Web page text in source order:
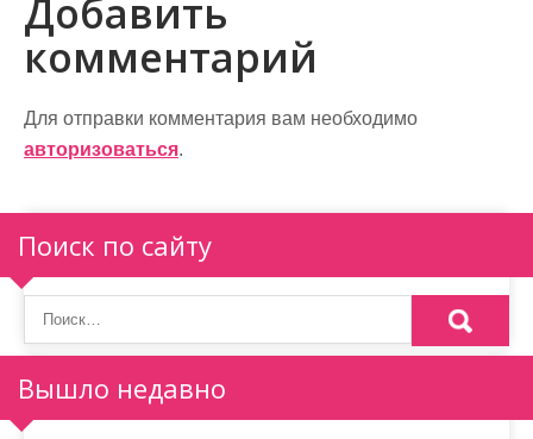
Добавить
комментарий
Для отправки комментария вам необходимо
авторизоваться.
Поиск по сайту
Вышло недавно